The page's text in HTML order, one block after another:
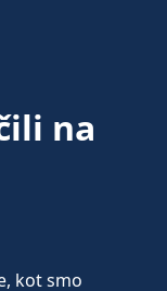
na
kot smo